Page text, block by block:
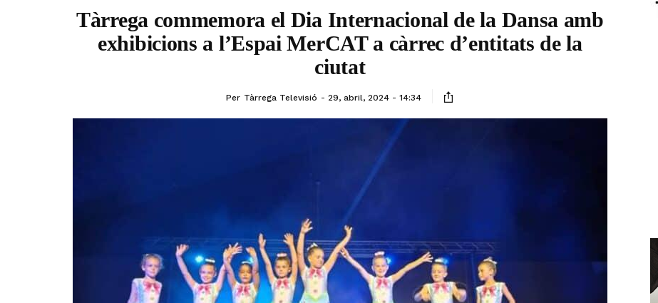
Tàrrega commemora el Dia Internacional de la Dansa amb
exhibicions a l’Espai MerCAT a càrrec d’entitats de la
ciutat
Per Tàrrega Televisió 29, abril, 2024 - 14:34